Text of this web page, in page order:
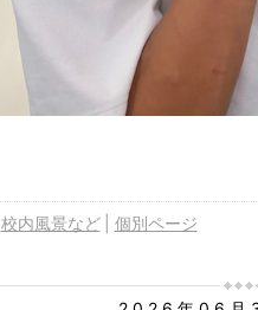
校内風景など 個別ページ